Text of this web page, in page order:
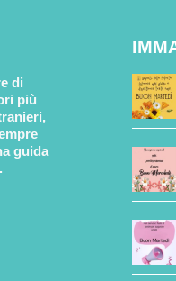
di
più
guida